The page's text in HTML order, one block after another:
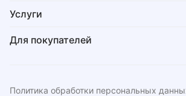
Услуги
Для покупателей
Политика обработки персональных